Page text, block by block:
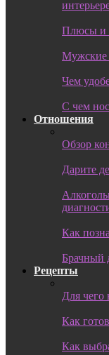
Плюсы и
Мужские
Чем
С чем
Отношения
Обзор
Дарите
Как
Брачный
Рецепты
Для чего
Как
Как